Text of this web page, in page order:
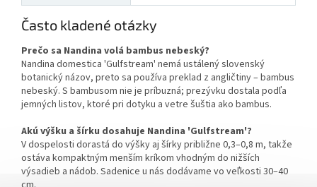
Často kladené otázky
Prečo sa Nandina volá bambus nebeský?
Nandina domestica 'Gulfstream' nemá ustálený slovenský
botanický názov, preto sa používa preklad z angličtiny – bambus
nebeský. S bambusom nie je príbuzná; prezývku dostala podľa
jemných listov, ktoré pri dotyku a vetre šuštia ako bambus.
Akú výšku a šírku dosahuje Nandina 'Gulfstream'?
V dospelosti dorastá do výšky aj šírky približne 0,3–0,8 m, takže
ostáva kompaktným menším kríkom vhodným do nižších
výsadieb a nádob. Sadenice u nás dodávame vo veľkosti 30–40